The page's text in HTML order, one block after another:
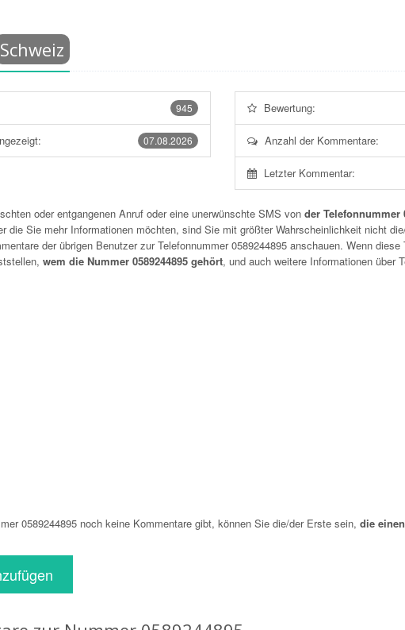
Schweiz
945
07.08.2026
Bewertung:
Anzahl der Kommentare:
Letzter Kommentar:
oder entgangenen Anruf oder eine unerwünschte SMS von der Telefonnummer
die Sie mehr Informationen möchten, sind Sie mit größter Wahrscheinlichkeit nicht
der übrigen Benutzer zur Telefonnummer0589244895 anschauen. Wenn
wem die Nummer 0589244895 gehört, und auch weitere Informationen über
0589244895 noch keine Kommentare gibt, können Sie die/der Erste sein, die